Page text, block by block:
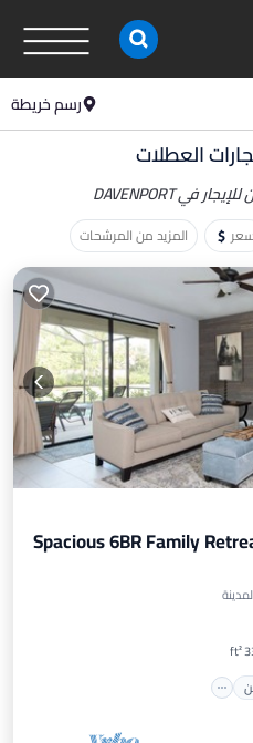
رسم خريطة
للإيجار في DAVENPORT
سعر المزيد من المرشحات
Spacious 6BR Family
ساخن